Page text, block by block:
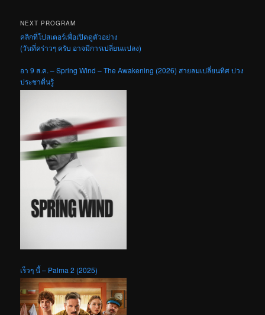
NEXT PROGRAM
คลิกที่โปสเตอร์เพื่อเปิดดูตัวอย่าง
(วันที่คร่าวๆ ครับ อาจมีการเปลี่ยนแปลง)
อา 9 ส.ค. – Spring Wind – The Awakening (2026) สายลมเปลี่ยนทิศ ปวง
ประชาตื่นรู้
เร็วๆ นี้ – Palma 2 (2025)